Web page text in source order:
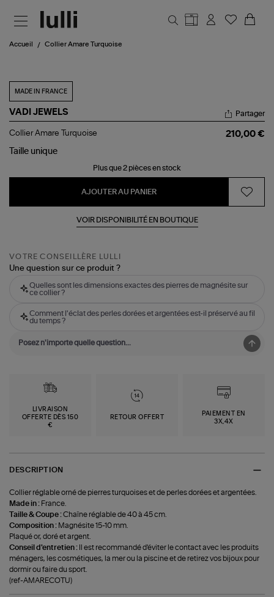
Accueil Collier Amare Turquoise
MADE IN FRANCE
VADI JEWELS
Collier
Turquoise
Partager
Collier Amare Turquoise
210,00 €
Taille unique
Plus que 2 pièces en stock
AJOUTER AU PANIER
VOIR DISPONIBILITÉ EN BOUTIQUE
VOTRE CONSEILLÈRE LULLI
Une question sur ce produit ?
Quelles sont les dimensions exactes des pierres de magnésite sur
ce collier ?
Comment l'éclat des perles dorées et argentées est-il préservé au fil
du temps ?
LIVRAISON
OFFERTE DÈS 150
€
RETOUR OFFERT
PAIEMENT EN
3X,4X
DESCRIPTION
Collier réglable orné de pierres turquoises et de perles dorées et argentées.
Made in : France.
Taille & Coupe :Chaîne réglable de 40 à 45 cm.
Composition : Magnésite 15-10 mm.
Plaqué or, doré et argent.
Conseil d'entretien :
Il est recommandé d'éviter le contact avec les produits
ménagers, les cosmétiques, la mer ou la piscine et de retirez vos bijoux pour
dormir ou faire du sport.
(ref-AMARECOTU)